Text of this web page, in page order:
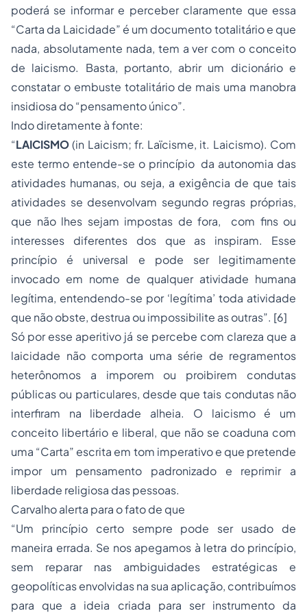
poderá se informar e perceber claramente que essa
“Carta da Laicidade” é um documento totalitário e que
nada, absolutamente nada, tem a ver com o conceito
de laicismo. Basta, portanto, abrir um dicionário e
constatar o embuste totalitário de mais uma manobra
insidiosa do “pensamento único”.
Indo diretamente à fonte:
“LAICISMO(in Laicism; fr. Laïcisme, it. Laicismo). Com
este termo entende-se o princípio da autonomia das
atividades humanas, ou seja, a exigência de que tais
atividades se desenvolvam segundo regras próprias,
que não lhes sejam impostas de fora, com fins ou
interesses diferentes dos que as inspiram. Esse
princípio é universal e pode ser legitimamente
invocado em nome de qualquer atividade humana
legítima, entendendo-se por ‘legítima’ toda atividade
que não obste, destrua ou impossibilite as outras”. [6]
Só por esse aperitivo já se percebe com clareza que a
laicidade não comporta uma série de regramentos
heterônomos a imporem ou proibirem condutas
públicas ou particulares, desde que tais condutas não
interfiram na liberdade alheia. O laicismo é um
conceito libertário e liberal, que não se coaduna com
uma “Carta” escrita em tom imperativo e que pretende
impor um pensamento padronizado e reprimir a
liberdade religiosa das pessoas.
Carvalho alerta para o fato de que
“Um princípio certo sempre pode ser usado de
maneira errada. Se nos apegamos à letra do princípio,
sem reparar nas ambiguidades estratégicas e
geopolíticas envolvidas na sua aplicação, contribuímos
para que a ideia criada para ser instrumento da